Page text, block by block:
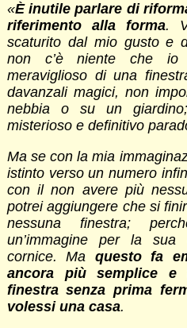
«È inutile parlare di
riferimento alla forma.
scaturito dal mio gusto e
non c’è niente che
meraviglioso di una
davanzali magici, non
nebbia o su un
misterioso e definitivo
Ma se con la mia
istinto verso un numero
con il non avere più
potrei aggiungere che si
nessuna finestra;
un’immagine per la
cornice. Ma questo fa
ancora più semplice e
finestra senza prima
volessi una casa.